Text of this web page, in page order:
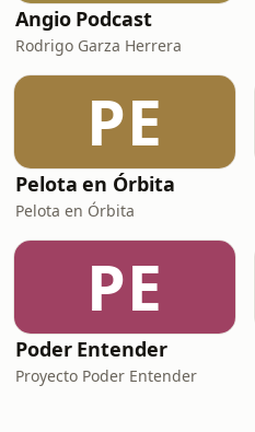
Angio Podcast
Rodrigo Garza Herrera
PE
Pelota en Órbita
Pelota en Órbita
PE
Poder Entender
Proyecto Poder Entender